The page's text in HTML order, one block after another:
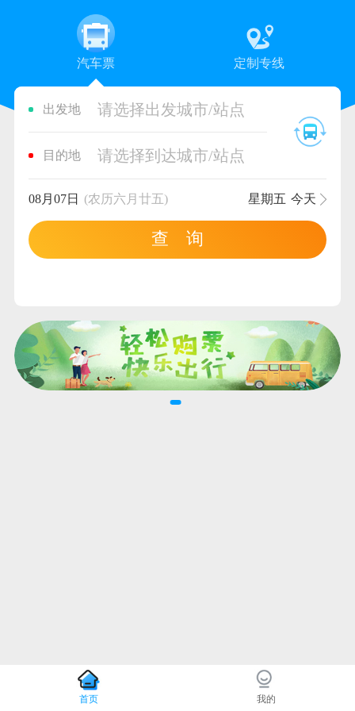
汽车票 定制专线
出发地 请选择出发城市/站点
目的地 请选择到达城市/站点
08月07日 (农历六月廿五) 星期五 今天
查 询
首页 我的